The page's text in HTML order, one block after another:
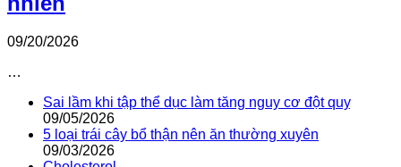
09/20/2026
…
Sai lầm khi tập thể dục làm tăng nguy cơ đột quỵ
09/05/2026
5 loại trái cây bổ thận nên ăn thường xuyên
09/03/2026